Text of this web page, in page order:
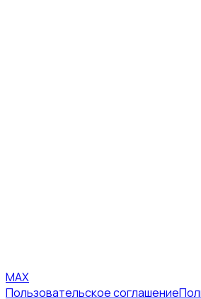
MAX
Пользовательское соглашение